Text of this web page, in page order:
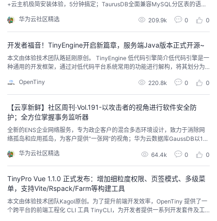
+云主机极简安装体验，5分钟搞定；TaurusDB全面兼容MySQL分区表的语法
云主机部署 DeepSeek 蒸馏模型...
华为云社区精选 209.9k 0 0
开发者福音！TinyEngine开启新篇章，服务端Java版本正式开源~
本文由体验技术团队路延刚原创。 TinyEngine 低代码引擎简介低代码引擎是一
种通用的开发框架，通过对低代码平台系统常用的功能进行解构，将其划分为
根据自身的业务需求，轻松定制开发出自己的低代码开发平台。TinyEngine 低
代码引擎作为低代码平台的底座，提供可视化搭建页面等基础能力，既可以通
OpenTiny 220.8k 0 0
【云享新鲜】社区周刊·Vol.191-以攻击者的视角进行软件安全防
护；全方位掌握事务监听器
全新的ENS企业网络服务，专为政企客户的混合多态环境设计，致力于消除网
络孤岛和应用孤岛，为客户提供“一张网”的视角；华为云数据库GaussDB以16.
20上半年以来，GaussDB连续九次蝉联第一，持续领跑...
华为云社区精选 64.4k 0 0
TinyPro Vue 1.1.0 正式发布：增加细粒度权限、页签模式、多级菜
单，支持Vite/Rspack/Farm等构建工具
本文由体验技术团队Kagol原创。为了提升前端开发效率，OpenTiny 提供了一
个跨平台的前端工程化 CLI 工具 TinyCLI，为开发者提供一系列开发套件及工